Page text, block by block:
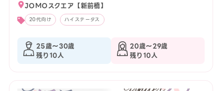
JOMOスクエア【新前橋】
20代向け ハイステータス
25歳〜30歳
残り10人
20歳〜29歳
残り10人